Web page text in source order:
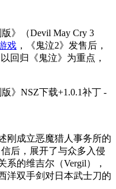
》（Devil May Cry 3
戏 ，《鬼泣2》发售后，
回归《鬼泣》为重点，
刚成立恶魔猎人事务所的
后，展开了与众多入侵
的维吉尔（Vergil），
洋双手剑对日本武士刀的